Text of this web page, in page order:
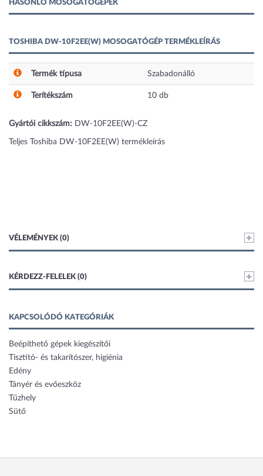
HASONLÓ MOSOGATÓGÉPEK
TOSHIBA DW-10F2EE(W) MOSOGATÓGÉP TERMÉKLEÍRÁS
Termék típusa Szabadonálló
Terítékszám 10 db
Gyártói cikkszám: DW-10F2EE(W)-CZ
Teljes Toshiba DW-10F2EE(W) termékleírás
VÉLEMÉNYEK (0)
KÉRDEZZ-FELELEK (0)
KAPCSOLÓDÓ KATEGÓRIÁK
Beépíthető gépek kiegészítői
Tisztító- és takarítószer, higiénia
Edény
Tányér és evőeszköz
Tűzhely
Sütő